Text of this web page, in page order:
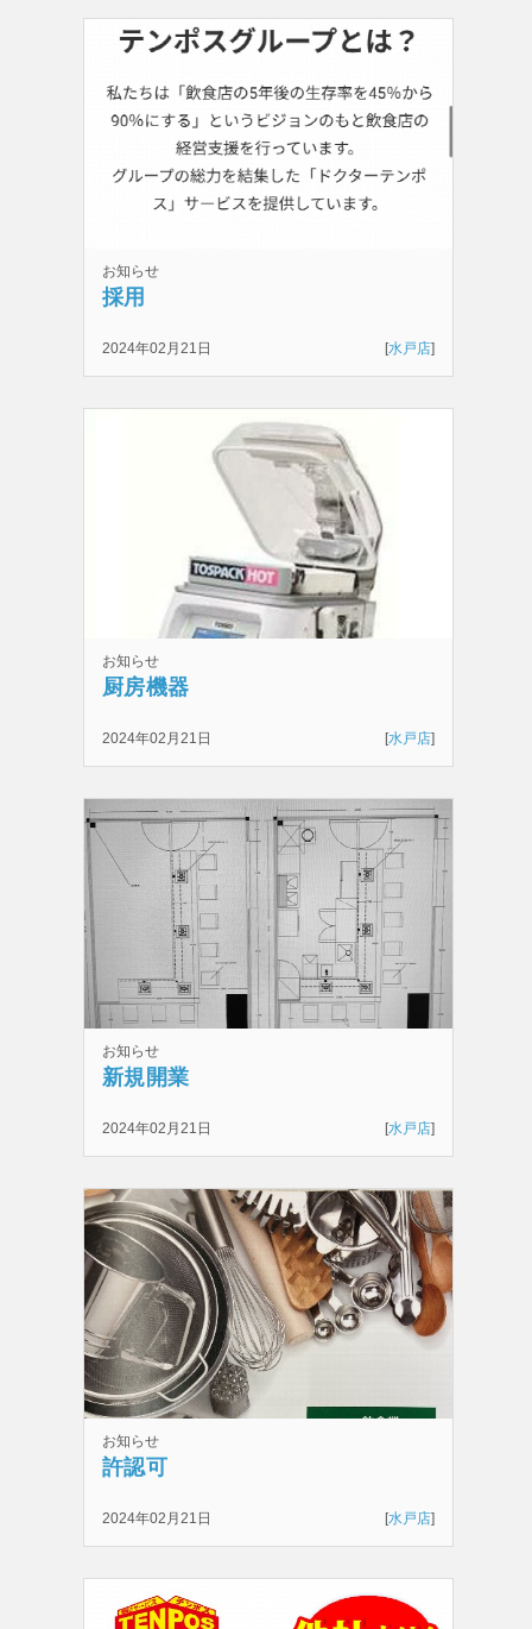
お知らせ
採用
2024年02月21日 [水戸店]
お知らせ
厨房機器
2024年02月21日 [水戸店]
お知らせ
新規開業
2024年02月21日 [水戸店]
お知らせ
許認可
2024年02月21日 [水戸店]